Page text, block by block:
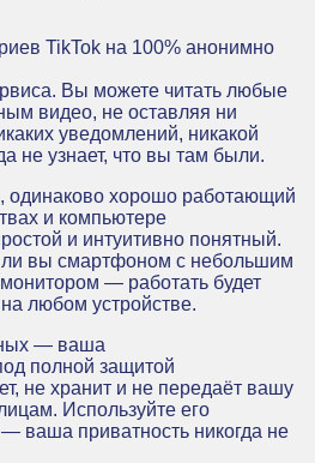
TikTok на 100% анонимно
Вы можете читать любые
видео, не оставляя ни
уведомлений, никакой
не узнает, что вы там были.
одинаково хорошо работающий
и компьютере
и интуитивно понятный.
ли вы смартфоном с небольшим
— работать будет
любом устройстве.
— ваша
полной защитой
не хранит и не передаёт вашу
Используйте его
ваша приватность никогда не